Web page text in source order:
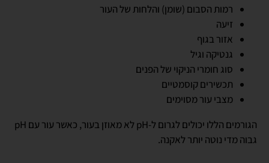
רמות הסבום (שומן) והלחות של העור
זיעה
אזור בגוף
גנטיקה וגיל
סוג חומרי הניקוי של הפנים
תכשירים קוסמטיים
מצבי עור מסוימים
הגורמים הללו יכולים לגרום ל-pH לא מאוזן בעור, כאשר עור עם pH
גבוה מדי נוטה יותר לאקנה.